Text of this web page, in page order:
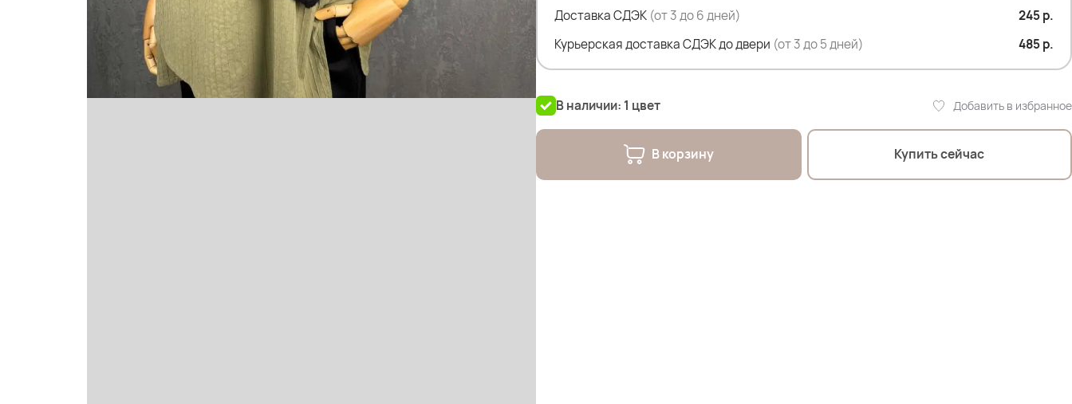
Доставка СДЭК (от 3 до 6 дней)
245 р.
Курьерская доставка СДЭК до двери (от 3 до 5 дней) 485 р.
В наличии: 1 цвет Добавить в избранное
В корзину Купить сейчас